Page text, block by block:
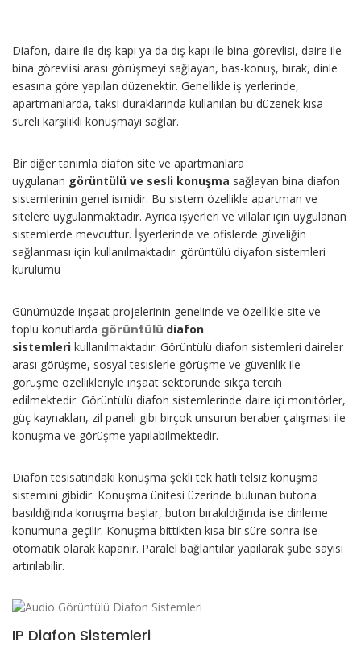
Diafon, daire ile dış kapı ya da dış kapı ile bina görevlisi, daire ile
bina görevlisi arası görüşmeyi sağlayan, bas-konuş, bırak, dinle
esasına göre yapılan düzenektir. Genellikle iş yerlerinde,
apartmanlarda, taksi duraklarında kullanılan bu düzenek kısa
süreli karşılıklı konuşmayı sağlar.
Bir diğer tanımla diafon site ve apartmanlara
uygulanan görüntülü ve sesli konuşma sağlayan bina diafon
sistemlerinin genel ismidir. Bu sistem özellikle apartman ve
sitelere uygulanmaktadır. Ayrıca işyerleri ve villalar için uygulanan
sistemlerde mevcuttur. İşyerlerinde ve ofislerde güveliğin
sağlanması için kullanılmaktadır. görüntülü diyafon sistemleri
kurulumu
Günümüzde inşaat projelerinin genelinde ve özellikle site ve
toplu konutlarda görüntülü diafon
sistemleri kullanılmaktadır. Görüntülü diafon sistemleri daireler
arası görüşme, sosyal tesislerle görüşme ve güvenlik ile
görüşme özellikleriyle inşaat sektöründe sıkça tercih
edilmektedir. Görüntülü diafon sistemlerinde daire içi monitörler,
güç kaynakları, zil paneli gibi birçok unsurun beraber çalışması ile
konuşma ve görüşme yapılabilmektedir.
Diafon tesisatındaki konuşma şekli tek hatlı telsiz konuşma
sistemini gibidir. Konuşma ünitesi üzerinde bulunan butona
basıldığında konuşma başlar, buton bırakıldığında ise dinleme
konumuna geçilir. Konuşma bittikten kısa bir süre sonra ise
otomatik olarak kapanır. Paralel bağlantılar yapılarak şube sayısı
artırılabilir.
IP Diafon Sistemleri